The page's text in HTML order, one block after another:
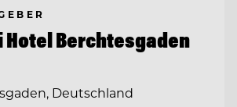
Hotel Berchtesgaden
Deutschland